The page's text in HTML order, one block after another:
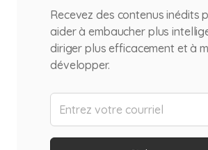
Recevez des contenus inédits
aider à embaucher plus
diriger plus efficacement et à
développer.